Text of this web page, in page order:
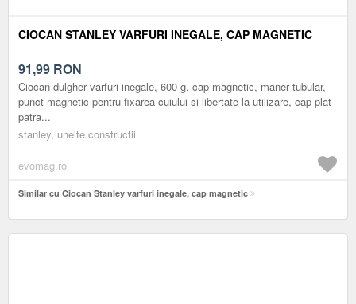
CIOCAN STANLEY VARFURI INEGALE, CAP MAGNETIC
91,99 RON
Ciocan dulgher varfuri inegale, 600 g, cap magnetic, maner tubular,
punct magnetic pentru fixarea cuiului si libertate la utilizare, cap plat
patra...
stanley, unelte constructii
evomag.ro
Similar cu Ciocan Stanley varfuri inegale, cap magnetic